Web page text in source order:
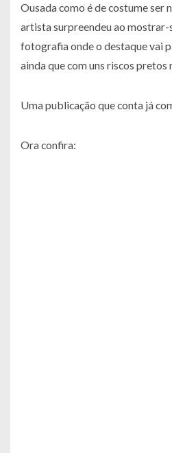
Ousada como é de costume ser
artista surpreendeu ao mostrar-
fotografia onde o destaque vai
ainda que com uns riscos pretos
Uma publicação que conta já
Ora confira: